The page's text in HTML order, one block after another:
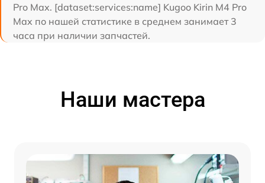
Pro Max. [dataset:services:name] Kugoo Kirin M4 Pro
Max по нашей статистике в среднем занимает 3
часа при наличии запчастей.
Наши мастера